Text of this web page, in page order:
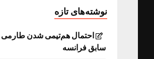
نوشته‌های تازه
احتمال هم‌تیمی شدن طارمی
سابق فرانسه